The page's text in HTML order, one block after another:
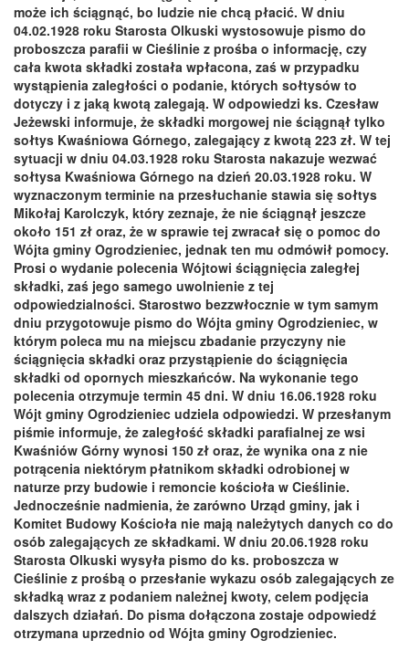
może ich ściągnąć, bo ludzie nie chcą płacić. W dniu
04.02.1928 roku Starosta Olkuski wystosowuje pismo do
proboszcza parafii w Cieślinie z prośba o informację, czy
cała kwota składki została wpłacona, zaś w przypadku
wystąpienia zaległości o podanie, których sołtysów to
dotyczy i z jaką kwotą zalegają. W odpowiedzi ks. Czesław
Jeżewski informuje, że składki morgowej nie ściągnął tylko
sołtys Kwaśniowa Górnego, zalegający z kwotą 223 zł. W tej
sytuacji w dniu 04.03.1928 roku Starosta nakazuje wezwać
sołtysa Kwaśniowa Górnego na dzień 20.03.1928 roku. W
wyznaczonym terminie na przesłuchanie stawia się sołtys
Mikołaj Karolczyk, który zeznaje, że nie ściągnął jeszcze
około 151 zł oraz, że w sprawie tej zwracał się o pomoc do
Wójta gminy Ogrodzieniec, jednak ten mu odmówił pomocy.
Prosi o wydanie polecenia Wójtowi ściągnięcia zaległej
składki, zaś jego samego uwolnienie z tej
odpowiedzialności. Starostwo bezzwłocznie w tym samym
dniu przygotowuje pismo do Wójta gminy Ogrodzieniec, w
którym poleca mu na miejscu zbadanie przyczyny nie
ściągnięcia składki oraz przystąpienie do ściągnięcia
składki od opornych mieszkańców. Na wykonanie tego
polecenia otrzymuje termin 45 dni. W dniu 16.06.1928 roku
Wójt gminy Ogrodzieniec udziela odpowiedzi. W przesłanym
piśmie informuje, że zaległość składki parafialnej ze wsi
Kwaśniów Górny wynosi 150 zł oraz, że wynika ona z nie
potrącenia niektórym płatnikom składki odrobionej w
naturze przy budowie i remoncie kościoła w Cieślinie.
Jednocześnie nadmienia, że zarówno Urząd gminy, jak i
Komitet Budowy Kościoła nie mają należytych danych co do
osób zalegających ze składkami. W dniu 20.06.1928 roku
Starosta Olkuski wysyła pismo do ks. proboszcza w
Cieślinie z prośbą o przesłanie wykazu osób zalegających ze
składką wraz z podaniem należnej kwoty, celem podjęcia
dalszych działań. Do pisma dołączona zostaje odpowiedź
otrzymana uprzednio od Wójta gminy Ogrodzieniec.